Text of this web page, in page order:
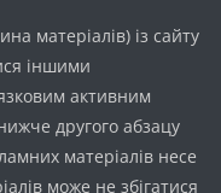
матеріалів) із сайту
іншими
активним
другого абзацу
матеріалів несе
може не збігатися